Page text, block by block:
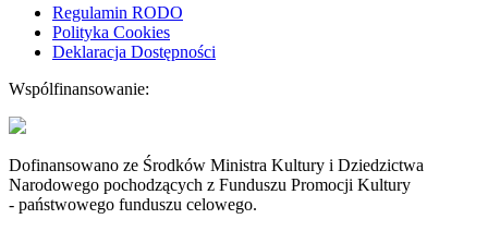
Regulamin RODO
Polityka Cookies
Deklaracja Dostępności
Wspólfinansowanie:
Dofinansowano ze Środków Ministra Kultury i Dziedzictwa
Narodowego pochodzących z Funduszu Promocji Kultury
- państwowego funduszu celowego.